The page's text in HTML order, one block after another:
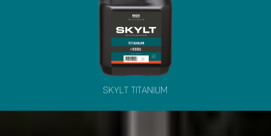
SKYLT TITANIUM